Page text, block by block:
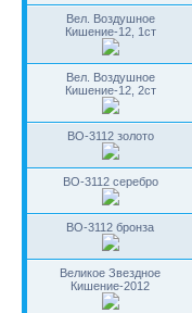
Вел. Воздушное
Кишение-12, 1ст
Вел. Воздушное
Кишение-12, 2ст
BO-3112 золото
BO-3112 серебро
BO-3112 бронза
Великое Звездное
Кишение-2012